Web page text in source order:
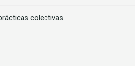
colectivas.